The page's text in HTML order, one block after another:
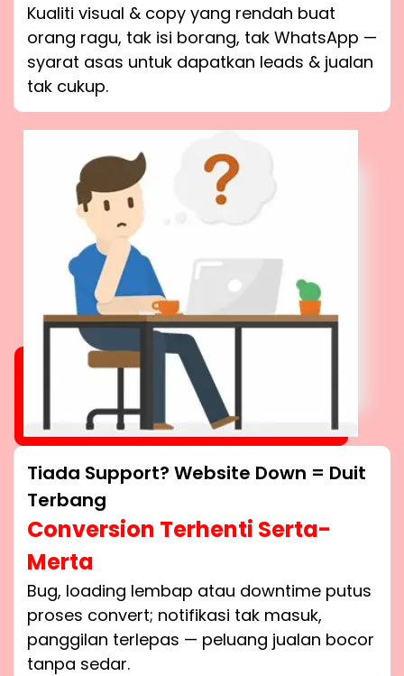
Kualiti visual & copy yang rendah buat
orang ragu, tak isi borang, tak WhatsApp —
syarat asas untuk dapatkan leads & jualan
tak cukup.
Tiada Support? Website Down = Duit
Terbang
Conversion Terhenti Serta-
Merta
Bug, loading lembap atau downtime putus
proses convert; notifikasi tak masuk,
panggilan terlepas — peluang jualan bocor
tanpa sedar.